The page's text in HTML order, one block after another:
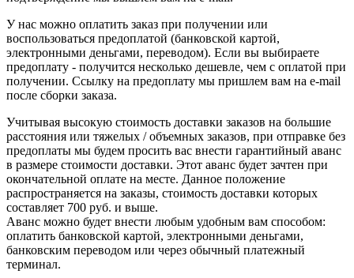
У нас можно оплатить заказ при получении или
воспользоваться предоплатой (банковской картой,
электронными деньгами, переводом). Если вы выбираете
предоплату - получится несколько дешевле, чем с оплатой при
получении. Ссылку на предоплату мы пришлем вам на e-mail
после сборки заказа.
Учитывая высокую стоимость доставки заказов на большие
расстояния или тяжелых / объемных заказов, при отправке без
предоплаты мы будем просить вас внести гарантийный аванс
в размере стоимости доставки. Этот аванс будет зачтен при
окончательной оплате на месте. Данное положение
распространяется на заказы, стоимость доставки которых
составляет 700 руб. и выше.
Аванс можно будет внести любым удобным вам способом:
оплатить банковской картой, электронными деньгами,
банковским переводом или через обычный платежный
терминал.